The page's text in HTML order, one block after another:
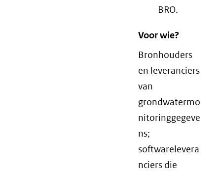
BRO.
Voor wie?
Bronhouders
en leveranciers
van
grondwatermo
nitoringgegeve
ns;
softwarelevera
nciers die